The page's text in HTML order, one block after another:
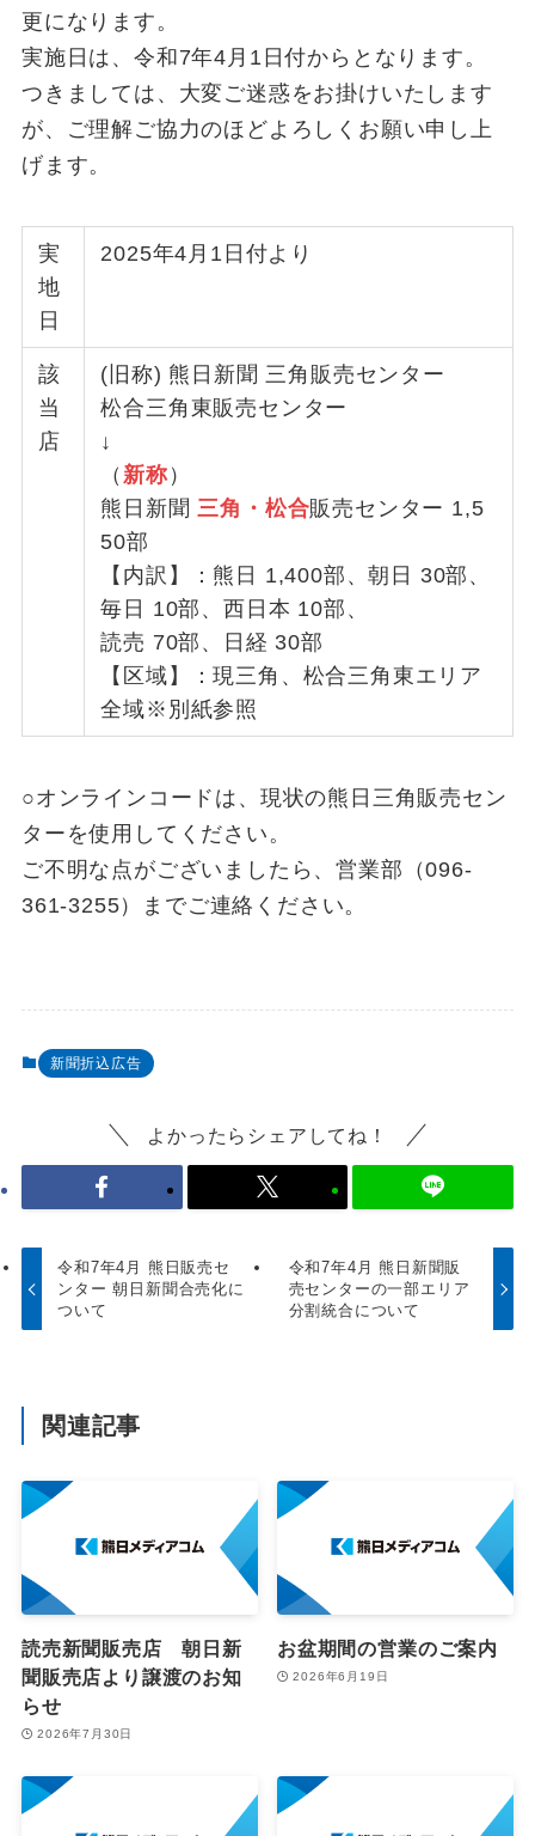
更になります。
実施日は、令和7年4月1日付からとなります。
つきましては、大変ご迷惑をお掛けいたします
が、ご理解ご協力のほどよろしくお願い申し上
げます。
実
地
日
2025年4月1日付より
該
当
店
(旧称) 熊日新聞 三角販売センター
松合三角東販売センター
↓
（新称 ）
熊日新聞三角・松合販売センター 1,5
50部
【内訳】：熊日 1,400部、朝日 30部、
毎日 10部、西日本 10部、
読売 70部、日経 30部
【区域】：現三角、松合三角東エリア
全域※別紙参照
○オンラインコードは、現状の熊日三角販売セン
ターを使用してください。
ご不明な点がございましたら、営業部（096-
361-3255）までご連絡ください。
新聞折込広告
よかったらシェアしてね！
令和7年4月 熊日販売セ
ンター 朝日新聞合売化に
ついて
令和7年4月 熊日新聞販
売センターの一部エリア
分割統合について
関連記事
読売新聞販売店 朝日新
聞販売店より譲渡のお知
らせ
2026年7月30日
お盆期間の営業のご案内
2026年6月19日